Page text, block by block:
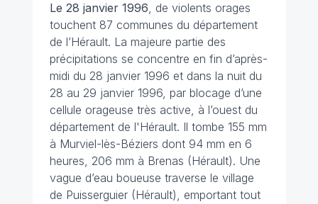
Le 28 janvier 1996, de violents orages
touchent 87 communes du département
de l’Hérault. La majeure partie des
précipitations se concentre en fin d’après-
midi du 28 janvier 1996 et dans la nuit du
28 au 29 janvier 1996, par blocage d’une
cellule orageuse très active, à l’ouest du
département de l'Hérault. Il tombe 155 mm
à Murviel-lès-Béziers dont 94 mm en 6
heures, 206 mm à Brenas (Hérault). Une
vague d’eau boueuse traverse le village
de Puisserguier (Hérault), emportant tout